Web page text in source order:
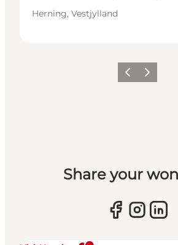
Herning, Vestjylland
Forrige billede
Næste
Share your